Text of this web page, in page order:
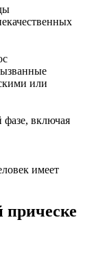
или
фазе, включая
имеет